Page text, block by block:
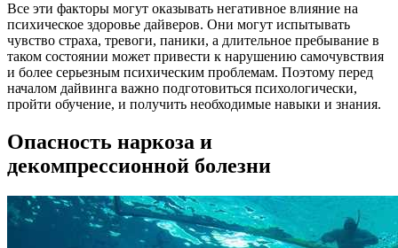
Все эти факторы могут оказывать негативное влияние на
психическое здоровье дайверов. Они могут испытывать
чувство страха, тревоги, паники, а длительное пребывание в
таком состоянии может привести к нарушению самочувствия
и более серьезным психическим проблемам. Поэтому перед
началом дайвинга важно подготовиться психологически,
пройти обучение, и получить необходимые навыки и знания.
Опасность наркоза и
декомпрессионной болезни